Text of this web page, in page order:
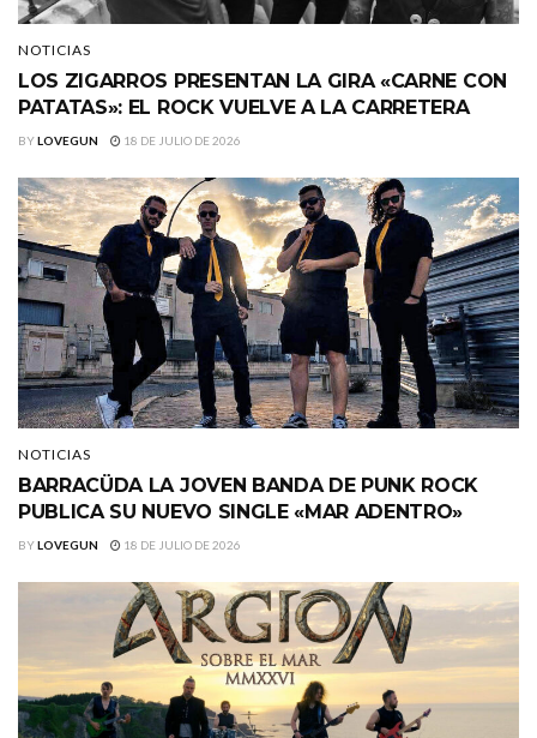
NOTICIAS
LOS ZIGARROS PRESENTAN LA GIRA «CARNE CON
PATATAS»: EL ROCK VUELVE A LA CARRETERA
BYLOVEGUN 18 DE JULIO DE 2026
NOTICIAS
BARRACÜDA LA JOVEN BANDA DE PUNK ROCK
PUBLICA SU NUEVO SINGLE «MAR ADENTRO»
BYLOVEGUN 18 DE JULIO DE 2026